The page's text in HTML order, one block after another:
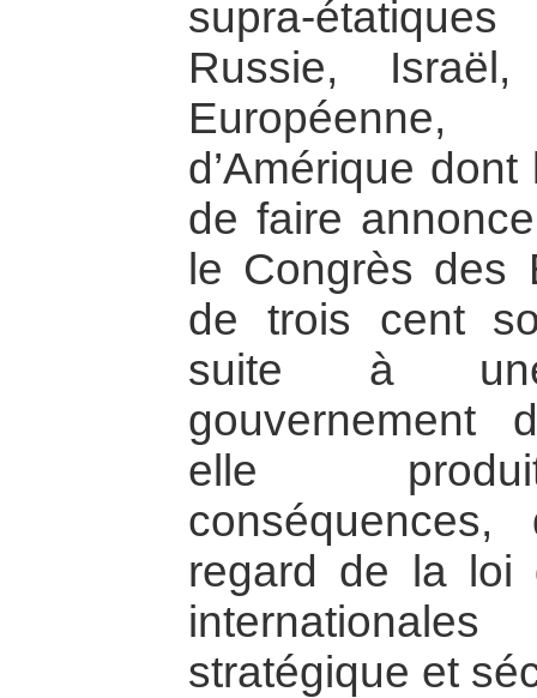
supra-
Russie,
d’Amérique
de faire
le Congrès des
de trois cent
suite à
gouvernement
elle produit
regard de la loi
stratégique et